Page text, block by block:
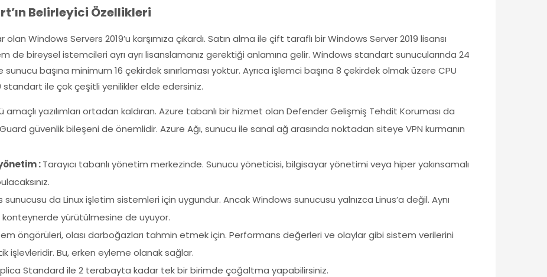
Belirleyici Özellikleri
Windows Servers 2019’u karşımıza çıkardı. Satın alma ile çift taraflı bir Windows Server 2019 lisansı
de bireysel istemcileri ayrı ayrı lisanslamanız gerektiği anlamına gelir. Windows standart sunucularında 24
sunucu başına minimum 16 çekirdek sınırlaması yoktur. Ayrıca işlemci başına 8 çekirdek olmak üzere CPU
standart ile çok çeşitli yenilikler elde edersiniz.
amaçlı yazılımları ortadan kaldıran. Azure tabanlı bir hizmet olan Defender Gelişmiş Tehdit Koruması da
güvenlik bileşeni de önemlidir. Azure Ağı, sunucu ile sanal ağ arasında noktadan siteye VPN kurmanın
:Tarayıcı tabanlı yönetim merkezinde. Sunucu yöneticisi, bilgisayar yönetimi veya hiper yakınsamalı
da Linux işletim sistemleri için uygundur. Ancak Windows sunucusu yalnızca Linus’a değil. Aynı
yürütülmesine de uyuyor.
öngörüleri, olası darboğazları tahmin etmek için. Performans değerleri ve olaylar gibi sistem verilerini
işlevleridir. Bu, erken eyleme olanak sağlar.
Standard ile 2 terabayta kadar tek bir birimde çoğaltma yapabilirsiniz.